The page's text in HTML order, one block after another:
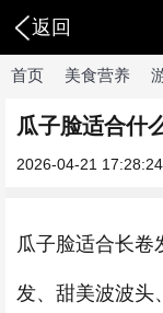
返回
首页 美食营养
瓜子脸适合什
2026-04-21 17:28:24
瓜子脸适合长卷
发、甜美波波头